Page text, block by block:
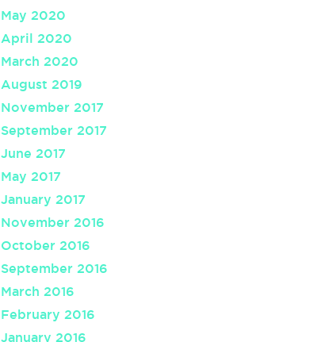
May 2020
April 2020
March 2020
August 2019
November 2017
September 2017
June 2017
May 2017
January 2017
November 2016
October 2016
September 2016
March 2016
February 2016
January 2016